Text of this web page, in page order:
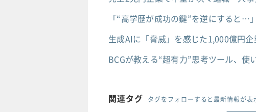
「“高学歴が成功の鍵”を逆にすると
生成AIに「脅威」を感じた1,000億円
BCGが教える“超有力”思考ツール、
関連タグ タグをフォローすると最新情報が表